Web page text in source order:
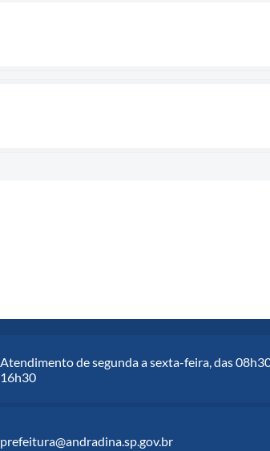
Atendimento de segunda a sexta-feira, das
16h30
prefeitura@andradina.sp.gov.br